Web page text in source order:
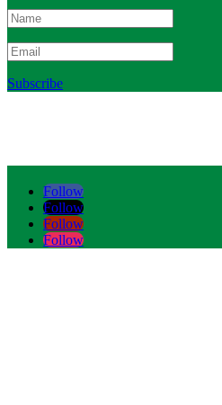
Subscribe
Follow
Follow
Follow
Follow